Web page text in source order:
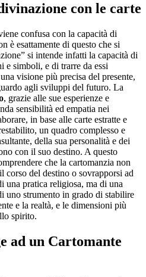
con le carte
confusa con la capacità di
è esattamente di questo che si
si intende infatti la capacità di
e simboli, e di trarre da essi
visione più precisa del presente,
agli sviluppi del futuro. La
, grazie alle sue esperienze e
sensibilità ed empatia nei
in base alle carte estratte e
un quadro complesso e
della sua personalità e dei
con il suo destino. A questo
che la cartomanzia non
del destino o sovrapporsi ad
una pratica religiosa, ma di una
uno strumento in grado di stabilire
e la realtà, e le dimensioni più
spirito.
ad un Cartomante